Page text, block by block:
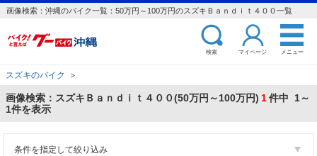
画像検索：沖縄のバイク一覧：50万円～100万円のスズキＢａｎｄｉｔ４００一覧
検索 マイページ メニュー
スズキのバイク ＞
画像検索：スズキＢａｎｄｉｔ４００(50万円～100万円) 1件中 1～
1件を表示
条件を指定して絞り込み